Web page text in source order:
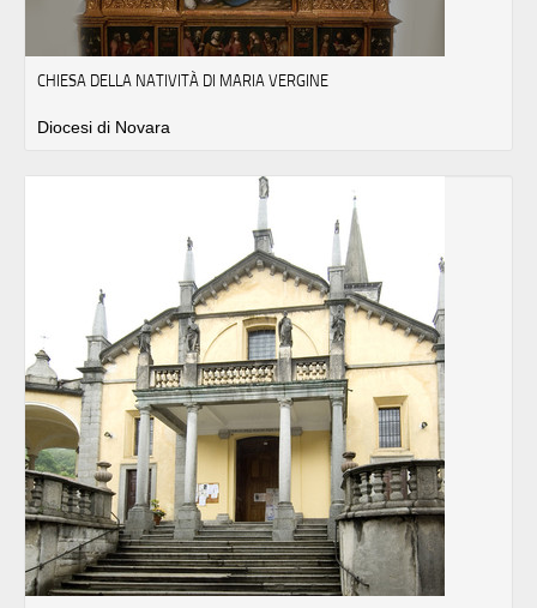
CHIESA DELLA NATIVITÀ DI MARIA VERGINE
Diocesi di Novara